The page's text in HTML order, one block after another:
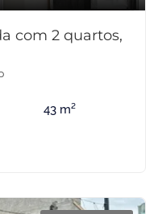
com 2 quartos,
43 m²